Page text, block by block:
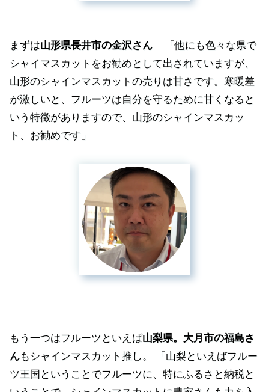
まずは山形県長井市の金沢さん 「他にも色々な県で
シャイマスカットをお勧めとして出されていますが、
山形のシャインマスカットの売りは甘さです。寒暖差
が激しいと、フルーツは自分を守るために甘くなると
いう特徴がありますので、山形のシャインマスカッ
ト、お勧めです」
もう一つはフルーツといえば山梨県。大月市の福島さ
んもシャインマスカット推し。 「山梨といえばフルー
ツ王国ということでフルーツに、特にふるさと納税と